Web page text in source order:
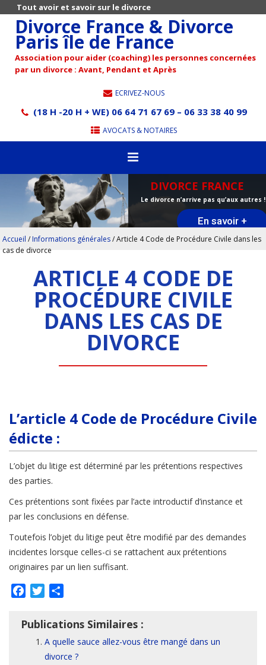
Tout avoir et savoir sur le divorce
Divorce France & Divorce
Paris île de France
Association pour aider (coaching) les personnes concernées
par un divorce : Avant, Pendant et Après
ECRIVEZ-NOUS
(18 H -20 H + WE) 06 64 71 67 69 – 06 33 38 40 99
AVOCATS & NOTAIRES
DIVORCE FRANCE
Le divorce n’arrive pas qu’aux autres !
En savoir +
Accueil / Informations générales/Article 4 Code de Procédure Civile dans les
cas de divorce
ARTICLE 4 CODE DE
PROCÉDURE CIVILE
DANS LES CAS DE
DIVORCE
L’article 4 Code de Procédure Civile
édicte :
L’objet du litige est déterminé par les prétentions respectives
des parties.
Ces prétentions sont fixées par l’acte introductif d’instance et
par les conclusions en défense.
Toutefois l’objet du litige peut être modifié par des demandes
incidentes lorsque celles-ci se rattachent aux prétentions
originaires par un lien suffisant.
FacebookTwitter
Publications Similaires :
A quelle sauce allez-vous être mangé dans un
divorce ?